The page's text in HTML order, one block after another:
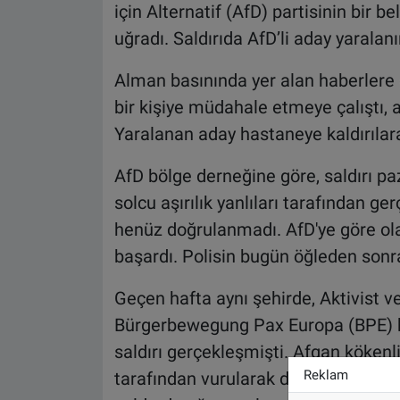
için Alternatif (AfD) partisinin bir
uğradı. Saldırıda AfD’li aday
Alman basınında yer alan
bir kişiye müdahale etmeye çalıştı,
Yaralanan aday hastaneye
AfD bölge derneğine göre, saldırı
solcu aşırılık yanlıları tarafından
henüz doğrulanmadı. AfD'ye göre
başardı. Polisin bugün öğleden
Geçen hafta aynı şehirde, Aktivist
Bürgerbewegung Pax Europa
saldırı gerçekleşmişti. Afgan
tarafından vurularak durdurulmuştu.
Reklam